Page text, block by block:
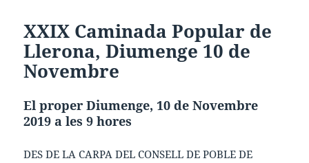
XXIX Caminada Popular de
Llerona, Diumenge 10 de
Novembre
El proper Diumenge, 10 de Novembre
2019 a les 9 hores
DES DE LA CARPA DEL CONSELL DE POBLE DE